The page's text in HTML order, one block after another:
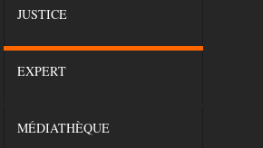
JUSTICE
EXPERT
MÉDIATHÈQUE